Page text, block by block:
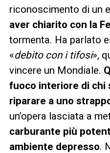
riconoscimento di un
aver chiarito con la
tormenta. Ha parlato
«debito con i tifosi»,
vincere un Mondiale.
fuoco interiore di chi
riparare a uno
un’opera lasciata a
carburante più
ambiente depresso.